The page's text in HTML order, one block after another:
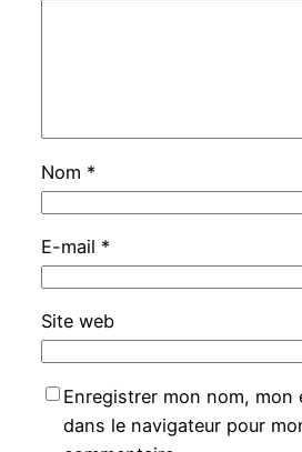
Nom *
E-mail *
Site web
Enregistrer mon nom,
dans le navigateur pour